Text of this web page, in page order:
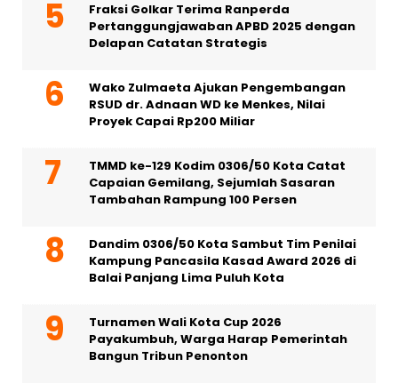
Fraksi Golkar Terima Ranperda
Pertanggungjawaban APBD 2025 dengan
Delapan Catatan Strategis
Wako Zulmaeta Ajukan Pengembangan
RSUD dr. Adnaan WD ke Menkes, Nilai
Proyek Capai Rp200 Miliar
TMMD ke-129 Kodim 0306/50 Kota Catat
Capaian Gemilang, Sejumlah Sasaran
Tambahan Rampung 100 Persen
Dandim 0306/50 Kota Sambut Tim Penilai
Kampung Pancasila Kasad Award 2026 di
Balai Panjang Lima Puluh Kota
Turnamen Wali Kota Cup 2026
Payakumbuh, Warga Harap Pemerintah
Bangun Tribun Penonton